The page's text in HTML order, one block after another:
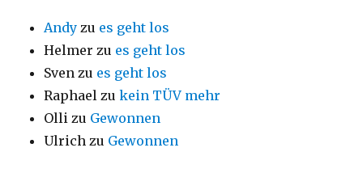
Andy zu es geht los
Helmer zu es geht los
Sven zu es geht los
Raphael zukein TÜV mehr
Olli zu Gewonnen
Ulrich zu Gewonnen